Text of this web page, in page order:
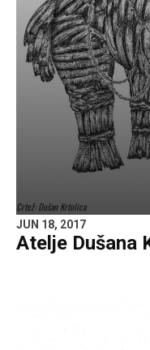
Crtež: Dušan Krtolica
JUN 18, 2017
Atelje Dušana